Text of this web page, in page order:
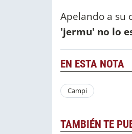
Apelando a su
'jermu' no lo
EN ESTA NOTA
Campi
TAMBIÉN TE